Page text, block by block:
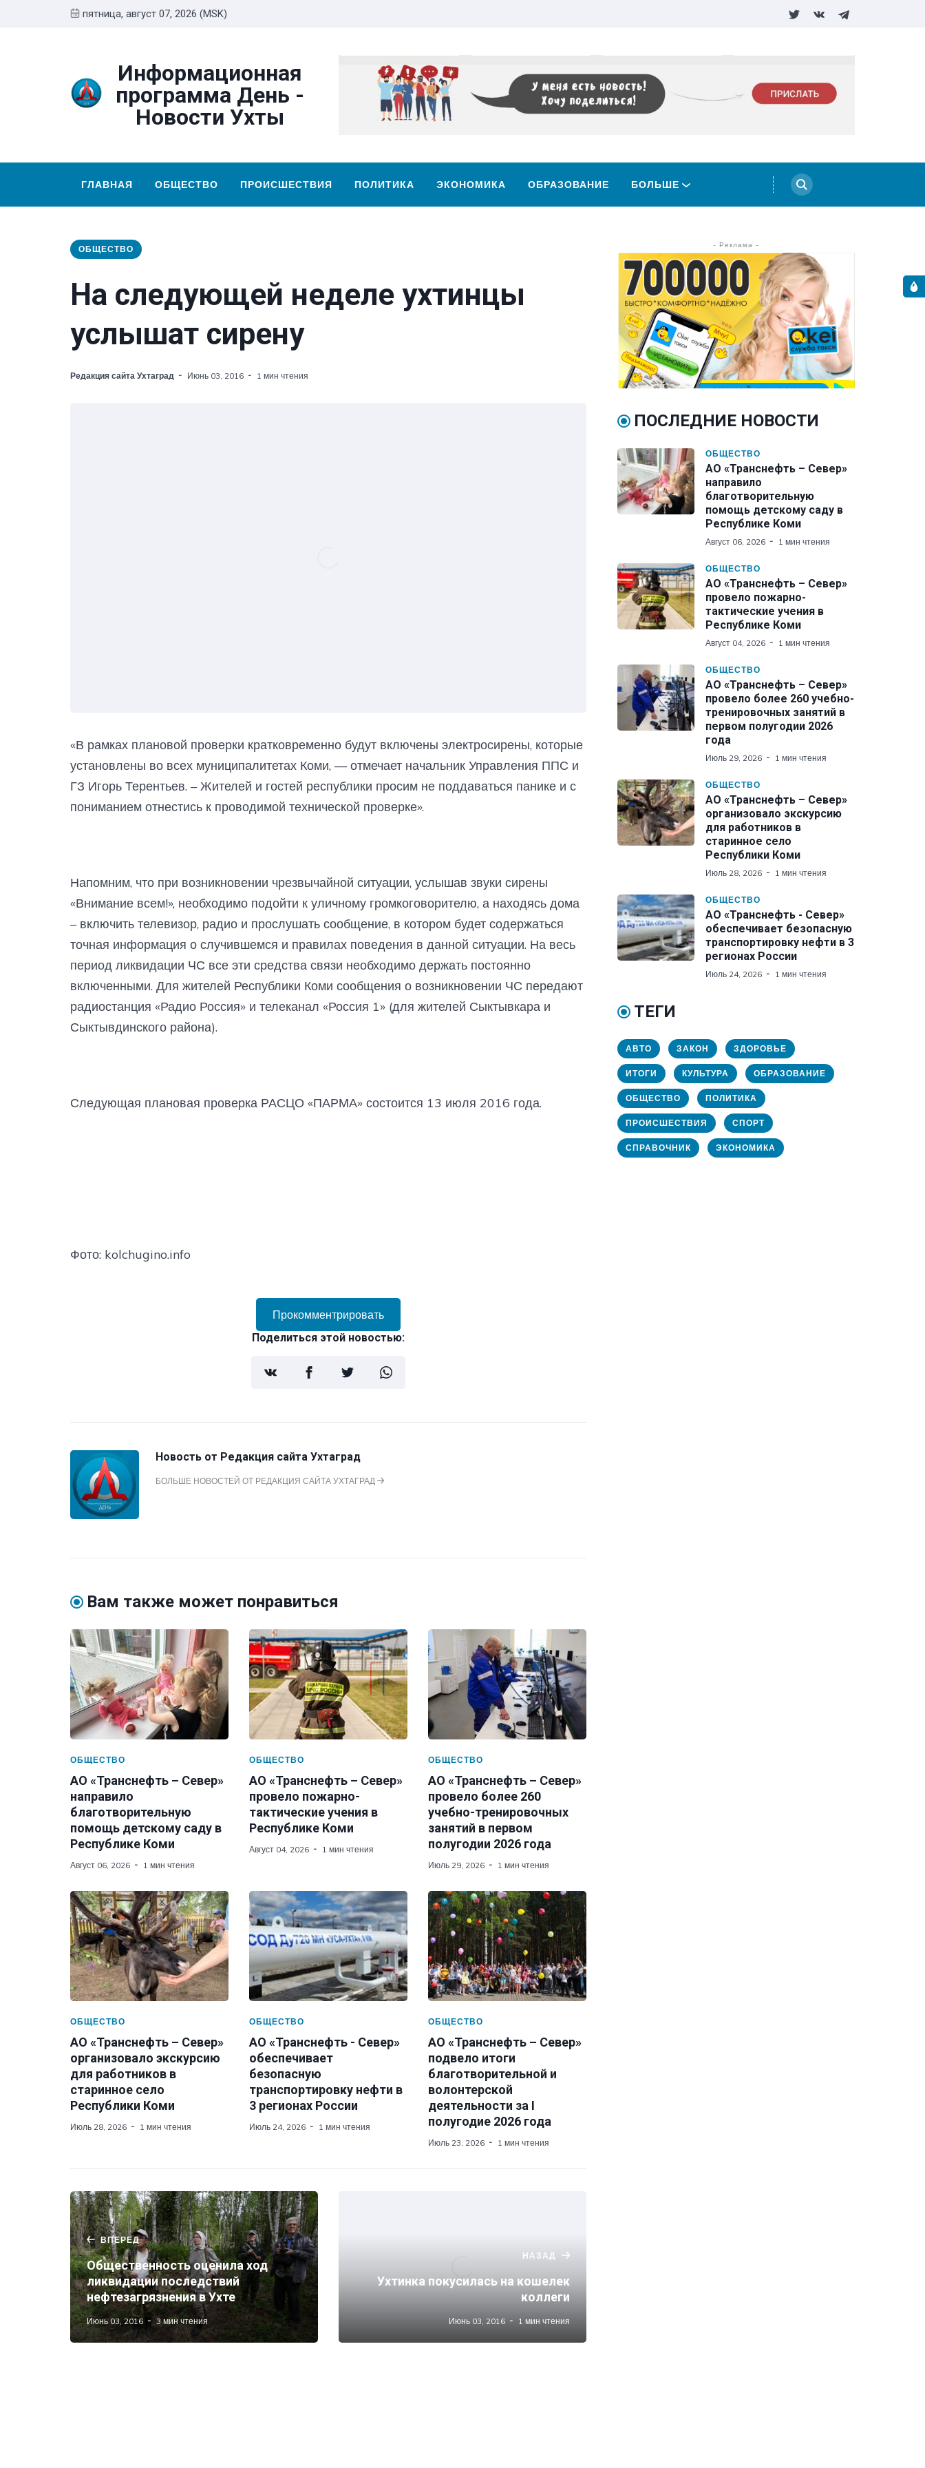
пятница, август 07, 2026 (MSK)
Информационная
программа День -
Новости Ухты
ГЛАВНАЯ ОБЩЕСТВО ПРОИСШЕСТВИЯ ПОЛИТИКА ЭКОНОМИКА ОБРАЗОВАНИЕ БОЛЬШЕ
ОБЩЕСТВО
На следующей неделе ухтинцы
услышат сирену
Редакция сайта Ухтаград Июнь 03, 2016 1 мин чтения
«В рамках плановой проверки кратковременно будут включены электросирены, которые
установлены во всех муниципалитетах Коми, — отмечает начальник Управления ППС и
ГЗ Игорь Терентьев. – Жителей и гостей республики просим не поддаваться панике и с
пониманием отнестись к проводимой технической проверке».
Напомним, что при возникновении чрезвычайной ситуации, услышав звуки сирены
«Внимание всем!», необходимо подойти к уличному громкоговорителю, а находясь дома
– включить телевизор, радио и прослушать сообщение, в котором будет содержаться
точная информация о случившемся и правилах поведения в данной ситуации. На весь
период ликвидации ЧС все эти средства связи необходимо держать постоянно
включенными. Для жителей Республики Коми сообщения о возникновении ЧС передают
радиостанция «Радио Россия» и телеканал «Россия 1» (для жителей Сыктывкара и
Сыктывдинского района).
Следующая плановая проверка РАСЦО «ПАРМА» состоится 13 июля 2016 года.
Фото: kolchugino.info
Прокомментрировать
Поделиться этой новостью:
Новость от Редакция сайта Ухтаград
БОЛЬШЕ НОВОСТЕЙ ОТ РЕДАКЦИЯ САЙТА УХТАГРАД
Вам также может понравиться
ОБЩЕСТВО
АО «Транснефть – Север»
направило
благотворительную
помощь детскому саду в
Республике Коми
Август 06, 2026 1 мин чтения
ОБЩЕСТВО
АО «Транснефть – Север»
провело пожарно-
тактические учения в
Республике Коми
Август 04, 2026 1 мин чтения
ОБЩЕСТВО
АО «Транснефть – Север»
провело более 260
учебно-тренировочных
занятий в первом
полугодии 2026 года
Июль 29, 2026 1 мин чтения
ОБЩЕСТВО
АО «Транснефть – Север»
организовало экскурсию
для работников в
старинное село
Республики Коми
Июль 28, 2026 1 мин чтения
ОБЩЕСТВО
АО «Транснефть - Север»
обеспечивает
безопасную
транспортировку нефти в
3 регионах России
Июль 24, 2026 1 мин чтения
ОБЩЕСТВО
АО «Транснефть – Север»
подвело итоги
благотворительной и
волонтерской
деятельности за I
полугодие 2026 года
Июль 23, 2026 1 мин чтения
ВПЕРЕД
Общественность оценила ход
ликвидации последствий
нефтезагрязнения в Ухте
Июнь 03, 2016 3 мин чтения
НАЗАД
Ухтинка покусилась на кошелек
коллеги
Июнь 03, 2016 1 мин чтения
- Реклама -
ПОСЛЕДНИЕ НОВОСТИ
ОБЩЕСТВО
АО «Транснефть – Север»
направило
благотворительную
помощь детскому саду в
Республике Коми
Август 06, 2026 1 мин чтения
ОБЩЕСТВО
АО «Транснефть – Север»
провело пожарно-
тактические учения в
Республике Коми
Август 04, 2026 1 мин чтения
ОБЩЕСТВО
АО «Транснефть – Север»
провело более 260 учебно-
тренировочных занятий в
первом полугодии 2026
года
Июль 29, 2026 1 мин чтения
ОБЩЕСТВО
АО «Транснефть – Север»
организовало экскурсию
для работников в
старинное село
Республики Коми
Июль 28, 2026 1 мин чтения
ОБЩЕСТВО
АО «Транснефть - Север»
обеспечивает безопасную
транспортировку нефти в 3
регионах России
Июль 24, 2026 1 мин чтения
ТЕГИ
АВТО ЗАКОН ЗДОРОВЬЕ
ИТОГИ КУЛЬТУРА ОБРАЗОВАНИЕ
ОБЩЕСТВО ПОЛИТИКА
ПРОИСШЕСТВИЯ СПОРТ
СПРАВОЧНИК ЭКОНОМИКА